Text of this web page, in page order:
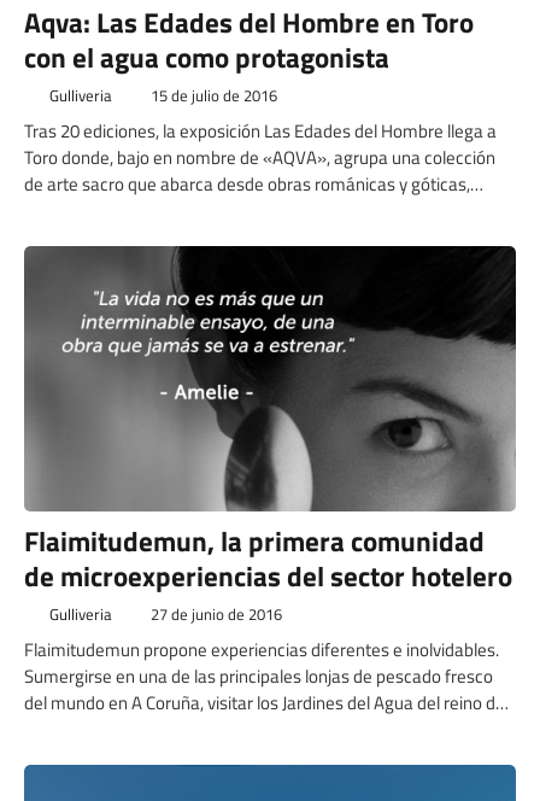
Aqva: Las Edades del Hombre en Toro
con el agua como protagonista
Gulliveria 15 de julio de 2016
Tras 20 ediciones, la exposición Las Edades del Hombre llega a
Toro donde, bajo en nombre de «AQVA», agrupa una colección
de arte sacro que abarca desde obras románicas y góticas,
Flaimitudemun, la primera comunidad
de microexperiencias del sector hotelero
Gulliveria 27 de junio de 2016
Flaimitudemun propone experiencias diferentes e inolvidables.
Sumergirse en una de las principales lonjas de pescado fresco
del mundo en A Coruña, visitar los Jardines del Agua del reino de